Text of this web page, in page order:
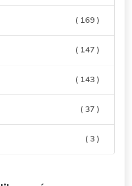
( 169 )
( 147 )
( 143 )
( 37 )
( 3 )